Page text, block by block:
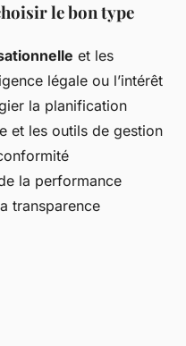
le bon type
et les
légale ou l’intérêt
la planification
et les outils de gestion
la performance
transparence